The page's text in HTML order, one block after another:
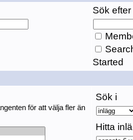
Sök
Started
för att välja fler än
Sök i
Hitta